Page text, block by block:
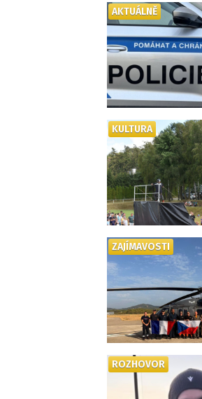
AKTUÁLNĚ
KULTURA
ZAJÍMAVOSTI
ROZHOVOR